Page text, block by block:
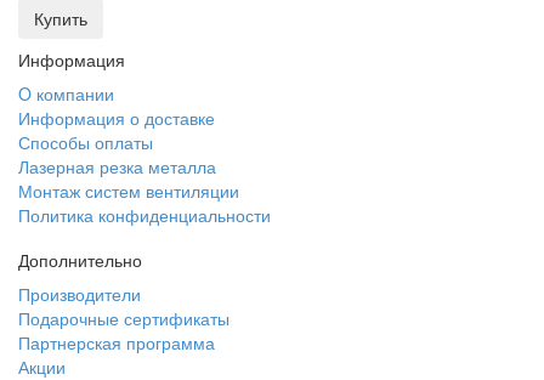
Купить
Информация
O компании
Информация о доставке
Способы оплаты
Лазерная резка металла
Монтаж систем вентиляции
Политика конфиденциальности
Дополнительно
Производители
Подарочные сертификаты
Партнерская программа
Акции